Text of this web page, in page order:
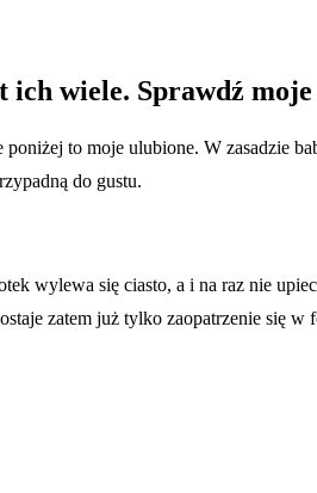
wiele. Sprawdź
to moje ulubione. W zasadzie
do gustu.
wylewa się ciasto, a i na raz nie
zatem już tylko zaopatrzenie się